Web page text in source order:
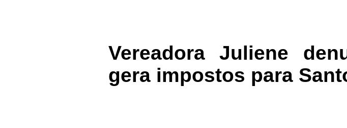
Vereadora Juliene
gera impostos para